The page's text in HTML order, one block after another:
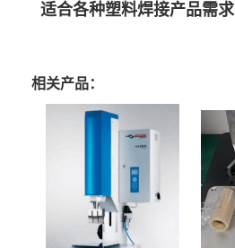
适合各种塑料焊接产品需求
相关产品：